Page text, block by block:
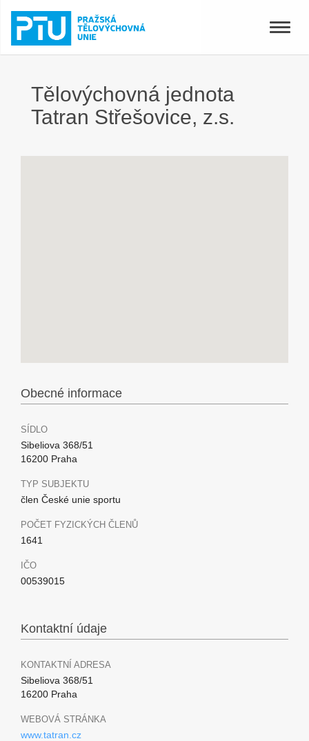
Toggle
Tělovýchovná jednota
Tatran Střešovice, z.s.
Obecné informace
SÍDLO
Sibeliova 368/51
16200 Praha
TYP SUBJEKTU
člen České unie sportu
POČET FYZICKÝCH ČLENŮ
1641
IČO
00539015
Kontaktní údaje
KONTAKTNÍ ADRESA
Sibeliova 368/51
16200 Praha
WEBOVÁ STRÁNKA
www.tatran.cz